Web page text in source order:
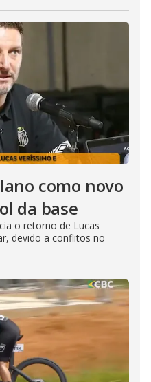
como novo
da base
o retorno de Lucas
devido a conflitos no